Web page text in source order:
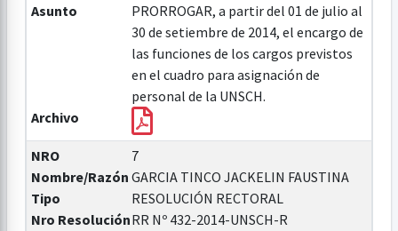
Asunto
PRORROGAR, a partir del 01 de julio al
30 de setiembre de 2014, el encargo de
las funciones de los cargos previstos
en el cuadro para asignación de
personal de la UNSCH.
Archivo
NRO
7
Nombre/Razón GARCIA TINCO JACKELIN FAUSTINA
Tipo
RESOLUCIÓN RECTORAL
Nro ResoluciónRR Nº 432-2014-UNSCH-R